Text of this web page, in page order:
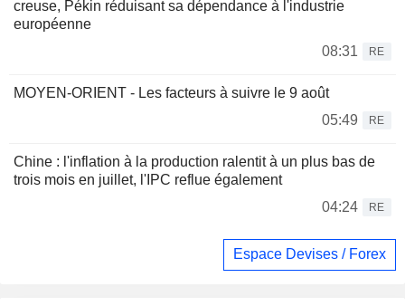
creuse, Pékin réduisant sa dépendance à l'industrie
européenne
08:31
RE
MOYEN-ORIENT - Les facteurs à suivre le 9 août
05:49
RE
Chine : l'inflation à la production ralentit à un plus bas de
trois mois en juillet, l'IPC reflue également
04:24
RE
Espace Devises / Forex